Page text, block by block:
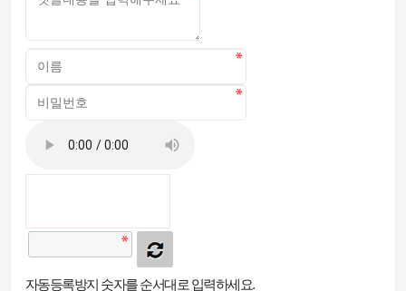
자동등록방지 숫자를 순서대로 입력하세요.